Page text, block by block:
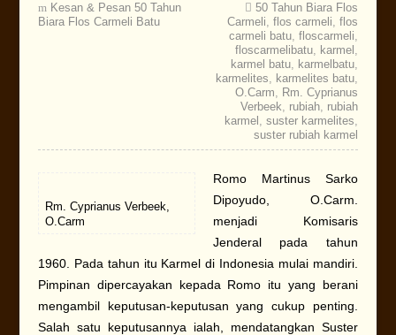
Kesan & Pesan 50 Tahun
Biara Flos Carmeli Batu
50 Tahun Biara Flos
Carmeli,flos carmeli,flos
carmeli batu,floscarmeli,
floscarmelibatu, karmel ,
karmel batu, karmelbatu,
karmelites, karmelites batu,
O.Carm, Rm. Cyprianus
Verbeek, rubiah, rubiah
karmel ,suster karmelites,
suster rubiah karmel
Rm. Cyprianus Verbeek,
O.Carm
Romo Martinus Sarko
Dipoyudo, O.Carm.
menjadi Komisaris
Jenderal pada tahun
1960. Pada tahun itu Karmel di Indonesia mulai mandiri.
Pimpinan dipercayakan kepada Romo itu yang berani
mengambil keputusan-keputusan yang cukup penting.
Salah satu keputusannya ialah, mendatangkan Suster